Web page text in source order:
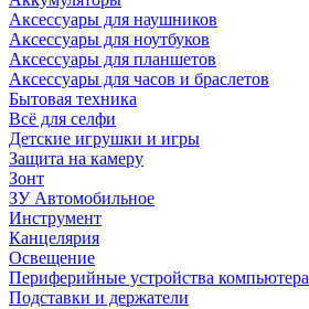
Аксессуары для наушников
Аксессуары для ноутбуков
Аксессуары для планшетов
Аксессуары для часов и браслетов
Бытовая техника
Всё для селфи
Детские игрушки и игры
Защита на камеру
Зонт
ЗУ Автомобильное
Инструмент
Канцелярия
Освещение
Периферийные устройства компьютера
Подставки и держатели